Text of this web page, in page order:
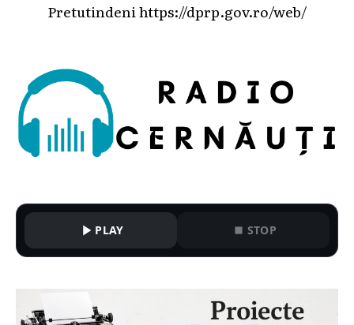
Pretutindenihttps://dprp.gov.ro/web/
PLAY STOP